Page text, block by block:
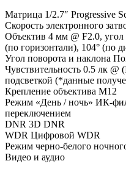
Матрица 1/2.7″ Progressive
Скорость электронного
Объектив 4 мм @ F2.0, угол
(по горизонтали), 104° (по
Угол поворота и наклона
Чувствительность 0.5 лк
подсветкой (*данные
Крепление объектива M12
Режим «День / ночь» ИК-
переключением
DNR 3D DNR
WDR Цифровой WDR
Режим черно-белого
Видео и аудио